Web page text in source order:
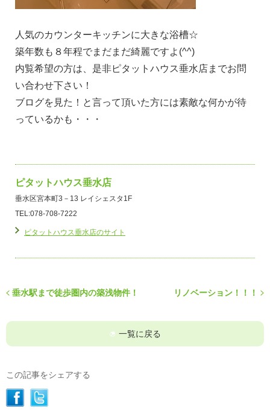
人気のカウンターキッチンに大きな浴槽☆
築年数も８年程でまだまだ綺麗ですよ(^^)
内覧希望の方は、是非ピタットハウス垂水店までお問
い合わせ下さい！
ブログを見た！と言って頂いた方には素敵な何かが待
っているかも・・・
ピタットハウス垂水店
垂水区宮本町3－13 レイシェスタ1F
TEL:078-708-7222
ピタットハウス垂水店のサイト
垂水駅まで徒歩圏内の築浅物件！ リノベーション！！！
一覧に戻る
この記事をシェアする